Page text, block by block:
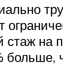
на
больше,